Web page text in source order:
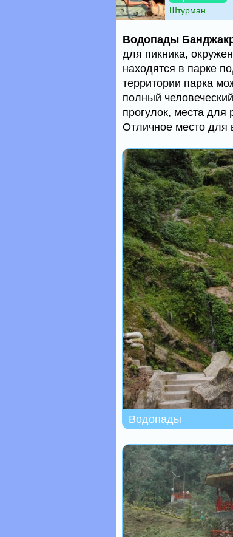
Штурман
Водопады
для пикника,
находятся в парке
территории парка
полный
прогулок, места для
Отличное место для
Водопады